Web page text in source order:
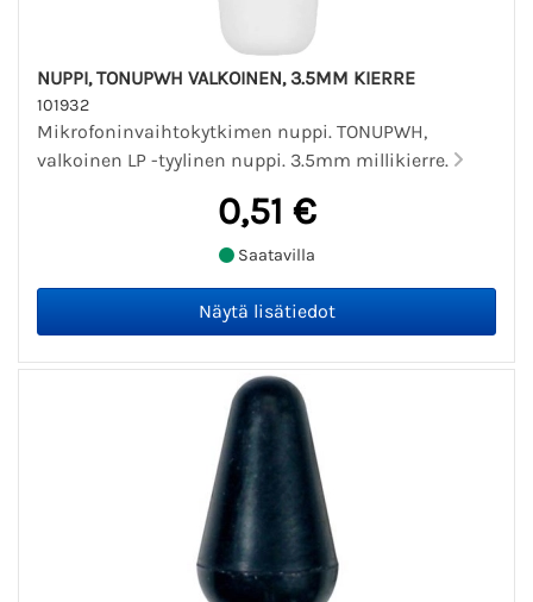
NUPPI, TONUPWH VALKOINEN, 3.5MM KIERRE
101932
Mikrofoninvaihtokytkimen nuppi. TONUPWH,
valkoinen LP -tyylinen nuppi. 3.5mm millikierre.
0,51 €
Saatavilla